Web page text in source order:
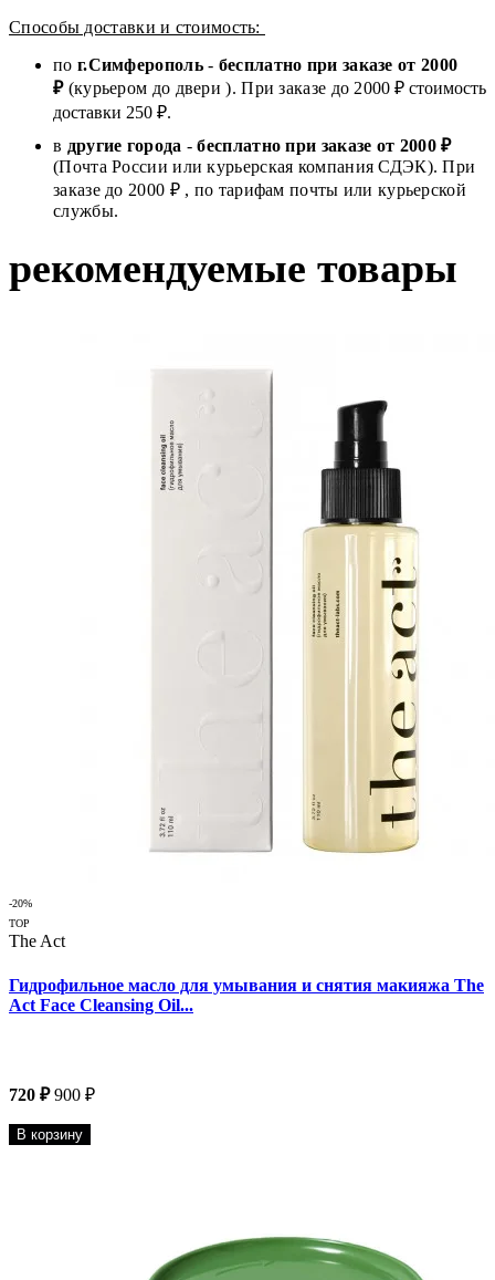
Способы доставки и стоимость:
по г.Симферополь- бесплатно при заказе от 2000
₽(курьером до двери ). При заказе до 2000 ₽ стоимость
доставки 250 ₽.
в другие города -бесплатно при заказе от 2000 ₽
(Почта России или курьерская компания СДЭК). При
заказе до 2000 ₽ , по тарифам почты или курьерской
службы.
рекомендуемые товары
-20%
TOP
The Act
Гидрофильное масло для умывания и снятия макияжа The
Act Face Cleansing Oil...
720 ₽ 900 ₽
В корзину